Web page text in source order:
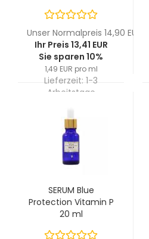
Unser Normalpreis 14,90 EUR
Ihr Preis 13,41 EUR
Sie sparen 10%
1,49 EUR pro ml
Lieferzeit: 1-3
Arbeitstage
SERUM Blue
Protection Vitamin P
20 ml